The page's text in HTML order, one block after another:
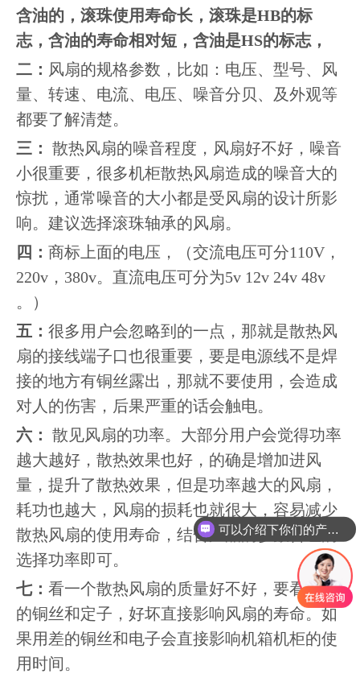
含油的，滚珠使用寿命长，滚珠是HB的标
志，含油的寿命相对短，含油是HS的标志，
二： 风扇的规格参数，比如：电压、型号、风
量、转速、电流、电压、噪音分贝、及外观等
都要了解清楚。
三： 散热风扇的噪音程度，风扇好不好，噪音
小很重要，很多机柜散热风扇造成的噪音大的
惊扰，通常噪音的大小都是受风扇的设计所影
响。建议选择滚珠轴承的风扇。
四： 商标上面的电压，（交流电压可分110V，
220v，380v。直流电压可分为5v 12v 24v 48v
。）
五： 很多用户会忽略到的一点，那就是散热风
扇的接线端子口也很重要，要是电源线不是焊
接的地方有铜丝露出，那就不要使用，会造成
对人的伤害，后果严重的话会触电。
六： 散见风扇的功率。大部分用户会觉得功率
越大越好，散热效果也好，的确是增加进风
量，提升了散热效果，但是功率越大的风扇，
耗功也越大，风扇的损耗也就很大，容易减少
散热风扇的使用寿命，结合产品的参数合理的
选择功率即可。
七： 看一个散热风扇的质量好不好，要看风扇
的铜丝和定子，好坏直接影响风扇的寿命。如
果用差的铜丝和电子会直接影响机箱机柜的使
用时间。
可以介绍下你们的产品么